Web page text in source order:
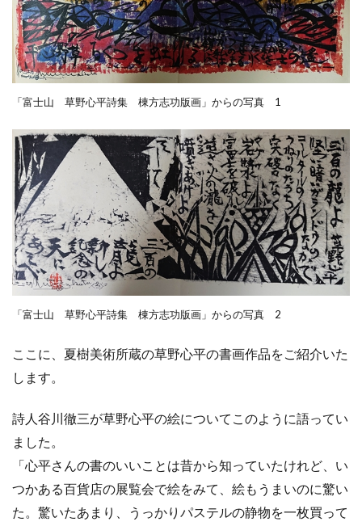
「富士山 草野心平詩集 棟方志功版画」からの写真 1
「富士山 草野心平詩集 棟方志功版画」からの写真 2
ここに、夏樹美術所蔵の草野心平の書画作品をご紹介いた
します。
詩人谷川徹三が草野心平の絵についてこのように語ってい
ました。
「心平さんの書のいいことは昔から知っていたけれど、い
つかある百貨店の展覧会で絵をみて、絵もうまいのに驚い
た。驚いたあまり、うっかりパステルの静物を一枚買って